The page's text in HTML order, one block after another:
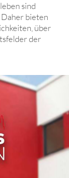
sind
bieten
über
der